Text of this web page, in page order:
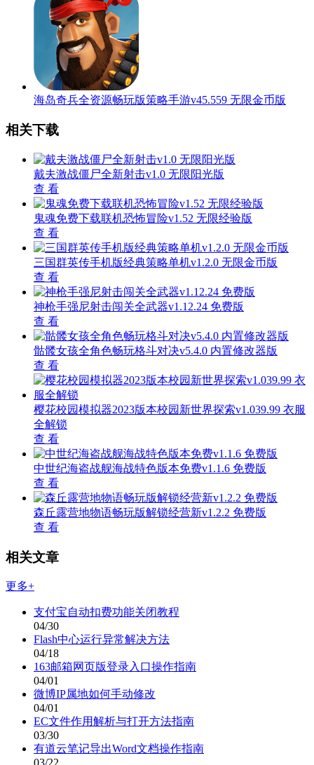
海岛奇兵全资源畅玩版策略手游v45.559 无限金币版
相关下载
戴夫激战僵尸全新射击v1.0 无限阳光版
查 看
鬼魂免费下载联机恐怖冒险v1.52 无限经验版
查 看
三国群英传手机版经典策略单机v1.2.0 无限金币版
查 看
神枪手强尼射击闯关全武器v1.12.24 免费版
查 看
骷髅女孩全角色畅玩格斗对决v5.4.0 内置修改器版
查 看
樱花校园模拟器2023版本校园新世界探索v1.039.99 衣服
全解锁
查 看
中世纪海盗战舰海战特色版本免费v1.1.6 免费版
查 看
森丘露营地物语畅玩版解锁经营新v1.2.2 免费版
查 看
相关文章
更多+
支付宝自动扣费功能关闭教程
04/30
Flash中心运行异常解决方法
04/18
163邮箱网页版登录入口操作指南
04/01
微博IP属地如何手动修改
04/01
EC文件作用解析与打开方法指南
03/30
有道云笔记导出Word文档操作指南